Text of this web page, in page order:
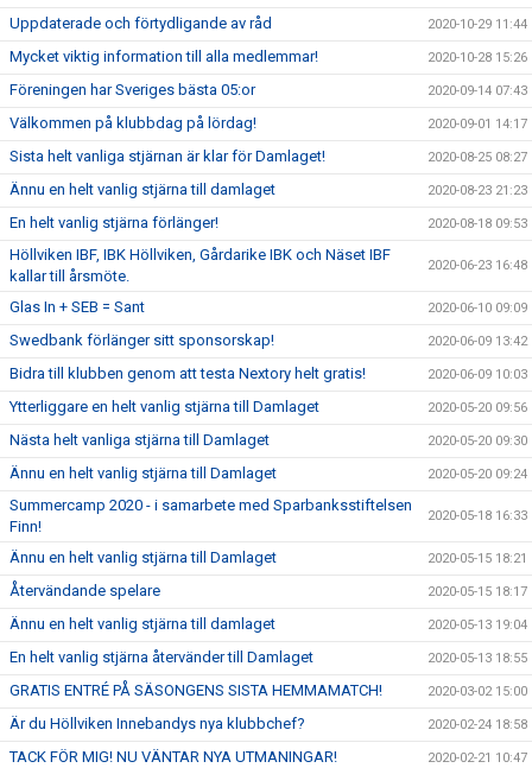
Uppdaterade och förtydligande av råd 2020-10-29 11:44
Mycket viktig information till alla medlemmar! 2020-10-28 15:26
Föreningen har Sveriges bästa 05:or 2020-09-14 07:43
Välkommen på klubbdag på lördag! 2020-09-01 14:17
Sista helt vanliga stjärnan är klar för Damlaget! 2020-08-25 08:27
Ännu en helt vanlig stjärna till damlaget 2020-08-23 21:23
En helt vanlig stjärna förlänger! 2020-08-18 09:53
Höllviken IBF, IBK Höllviken, Gårdarike IBK och Näset IBF
kallar till årsmöte.
2020-06-23 16:48
Glas In + SEB = Sant 2020-06-10 09:09
Swedbank förlänger sitt sponsorskap! 2020-06-09 13:42
Bidra till klubben genom att testa Nextory helt gratis! 2020-06-09 10:03
Ytterliggare en helt vanlig stjärna till Damlaget 2020-05-20 09:56
Nästa helt vanliga stjärna till Damlaget 2020-05-20 09:30
Ännu en helt vanlig stjärna till Damlaget 2020-05-20 09:24
Summercamp 2020 - i samarbete med Sparbanksstiftelsen
Finn!
2020-05-18 16:33
Ännu en helt vanlig stjärna till Damlaget 2020-05-15 18:21
Återvändande spelare 2020-05-15 18:17
Ännu en helt vanlig stjärna till damlaget 2020-05-13 19:04
En helt vanlig stjärna återvänder till Damlaget 2020-05-13 18:55
GRATIS ENTRÉ PÅ SÄSONGENS SISTA HEMMAMATCH! 2020-03-02 15:00
Är du Höllviken Innebandys nya klubbchef? 2020-02-24 18:58
TACK FÖR MIG! NU VÄNTAR NYA UTMANINGAR! 2020-02-21 10:47